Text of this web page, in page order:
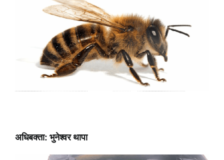
अधिबक्ता: भुनेश्वर थापा